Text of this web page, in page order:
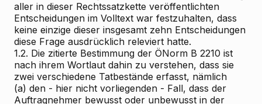
aller in dieser Rechtssatzkette veröffentlichten
Entscheidungen im Volltext war festzuhalten, dass
keine einzige dieser insgesamt zehn Entscheidungen
diese Frage ausdrücklich releviert hatte.
1.2. Die zitierte Bestimmung der ÖNorm B 2210 ist
nach ihrem Wortlaut dahin zu verstehen, dass sie
zwei verschiedene Tatbestände erfasst, nämlich
(a) den - hier nicht vorliegenden - Fall, dass der
Auftragnehmer bewusst oder unbewusst in der